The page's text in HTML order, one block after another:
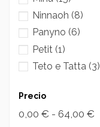
Ninnaoh (8)
Panyno (6)
Petit (1)
Teto e Tatta (3)
Precio
0,00 € - 64,00 €